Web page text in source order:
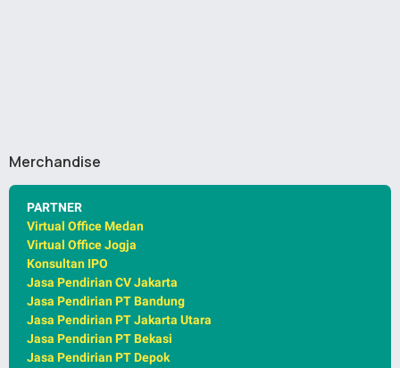
Merchandise
PARTNER
Virtual Office Medan
Virtual Office Jogja
Konsultan IPO
Jasa Pendirian CV Jakarta
Jasa Pendirian PT Bandung
Jasa Pendirian PT Jakarta Utara
Jasa Pendirian PT Bekasi
Jasa Pendirian PT Depok